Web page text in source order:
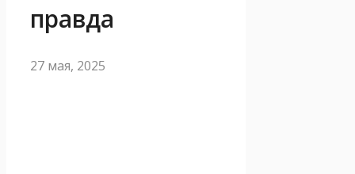
правда
27 мая, 2025